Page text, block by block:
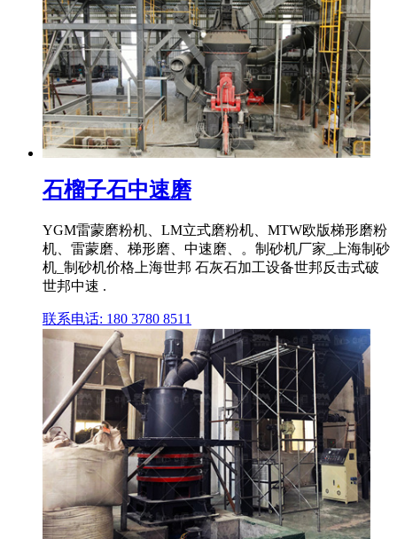
石榴子石中速磨
YGM雷蒙磨粉机、LM立式磨粉机、MTW欧版梯形磨粉
机、雷蒙磨、梯形磨、中速磨、。制砂机厂家_上海制砂
机_制砂机价格上海世邦 石灰石加工设备世邦反击式破
世邦中速 .
联系电话: 180 3780 8511